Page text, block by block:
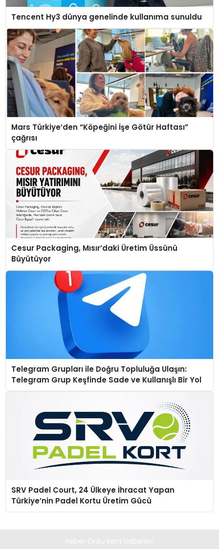
Tencent Hy3 dünya genelinde kullanıma sunuldu
Mars Türkiye’den “Köpeğini İşe Götür Haftası”
çağrısı
Cesur Packaging, Mısır’daki Üretim Üssünü
Büyütüyor
Telegram Grupları ile Doğru Topluluğa Ulaşın:
Telegram Grup Keşfinde Sade ve Kullanışlı Bir Yol
SRV Padel Court, 24 Ülkeye İhracat Yapan
Türkiye’nin Padel Kortu Üretim Gücü